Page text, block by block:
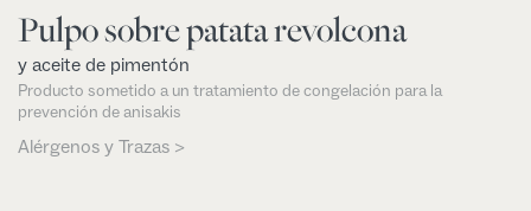
Pulpo sobre patata revolcona
y aceite de pimentón
Producto sometido a un tratamiento de congelación para la
prevención de anisakis
Alérgenos y Trazas >